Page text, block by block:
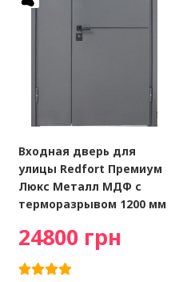
Входная дверь для
улицы Redfort Премиум
Люкс Металл МДФ с
терморазрывом 1200 мм
24800 грн